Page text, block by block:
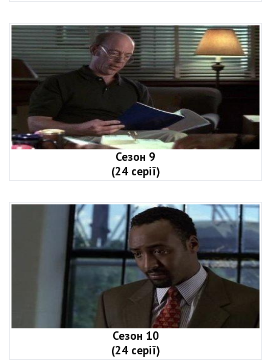
Сезон 9
(24 серії)
Сезон 10
(24 серії)